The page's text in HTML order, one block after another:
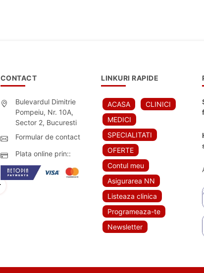
CONTACT
Bulevardul Dimitrie
Pompeiu, Nr. 10A,
Sector 2, Bucuresti
Formular de contact
Plata online prin::
LINKURI RAPIDE
ACASA
CLINICI
MEDICI
SPECIALITATI
OFERTE
Contul meu
Asigurarea NN
Listeaza clinica
Programeaza-te
Newsletter